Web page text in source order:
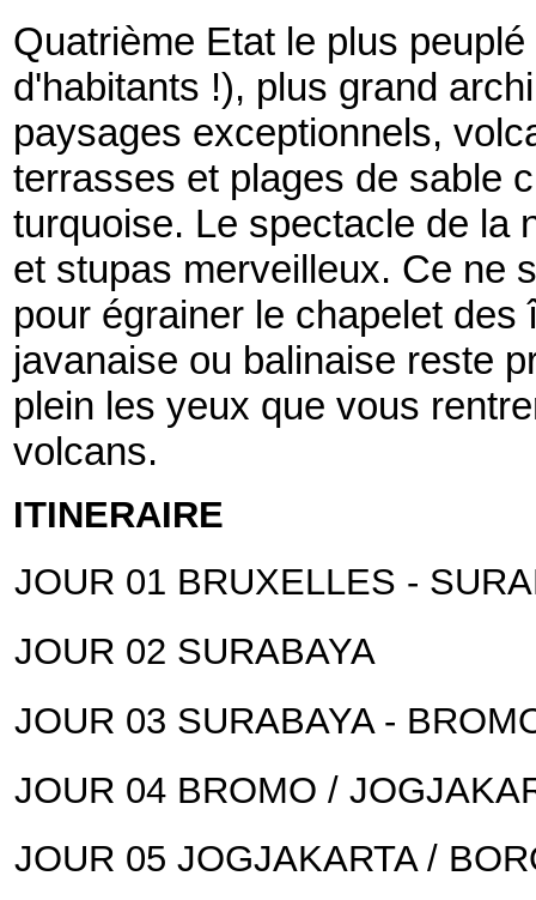
Quatrième Etat le plus
d'habitants !), plus grand
paysages exceptionnels,
terrasses et plages de sable
turquoise. Le spectacle de la
et stupas merveilleux. Ce ne
pour égrainer le chapelet
javanaise ou balinaise reste
plein les yeux que vous
volcans.
ITINERAIRE
JOUR 01 BRUXELLES -
JOUR 02 SURABAYA
JOUR 03 SURABAYA -
JOUR 04 BROMO /
JOUR 05 JOGJAKARTA /